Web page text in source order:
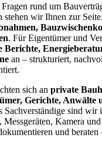
rund um
stehen wir Ihnen zur
. Für Eigentümer und
Berichte,
an – strukturiert,
sich an private
Gerichte, Anwälte
Sachverständige sind wir
Kamera
und